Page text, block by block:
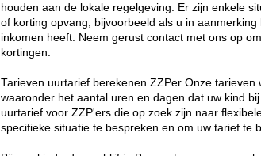
houden aan de lokale regelgeving. Er zijn enkele
of korting opvang, bijvoorbeeld als u in
inkomen heeft. Neem gerust contact met ons op
kortingen.
Tarieven uurtarief berekenen ZZPer Onze
waaronder het aantal uren en dagen dat uw kind
uurtarief voor ZZP'ers die op zoek zijn naar
specifieke situatie te bespreken en om uw tarief te